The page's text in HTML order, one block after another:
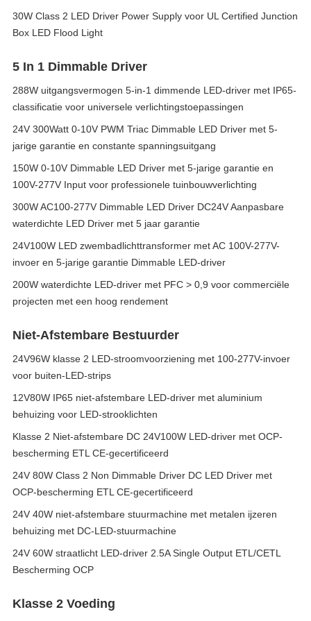
30W Class 2 LED Driver Power Supply voor UL Certified Junction
Box LED Flood Light
5 In 1 Dimmable Driver
288W uitgangsvermogen 5-in-1 dimmende LED-driver met IP65-
classificatie voor universele verlichtingstoepassingen
24V 300Watt 0-10V PWM Triac Dimmable LED Driver met 5-
jarige garantie en constante spanningsuitgang
150W 0-10V Dimmable LED Driver met 5-jarige garantie en
100V-277V Input voor professionele tuinbouwverlichting
300W AC100-277V Dimmable LED Driver DC24V Aanpasbare
waterdichte LED Driver met 5 jaar garantie
24V100W LED zwembadlichttransformer met AC 100V-277V-
invoer en 5-jarige garantie Dimmable LED-driver
200W waterdichte LED-driver met PFC > 0,9 voor commerciële
projecten met een hoog rendement
Niet-Afstembare Bestuurder
24V96W klasse 2 LED-stroomvoorziening met 100-277V-invoer
voor buiten-LED-strips
12V80W IP65 niet-afstembare LED-driver met aluminium
behuizing voor LED-strooklichten
Klasse 2 Niet-afstembare DC 24V100W LED-driver met OCP-
bescherming ETL CE-gecertificeerd
24V 80W Class 2 Non Dimmable Driver DC LED Driver met
OCP-bescherming ETL CE-gecertificeerd
24V 40W niet-afstembare stuurmachine met metalen ijzeren
behuizing met DC-LED-stuurmachine
24V 60W straatlicht LED-driver 2.5A Single Output ETL/CETL
Bescherming OCP
Klasse 2 Voeding